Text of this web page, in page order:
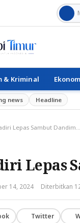
& Kriminal
news Headline
NHM Hadiri Lepas Sambut Dandim 1508/Tobelo
Lepas
14, 2024 Diterbitkan
Twitter